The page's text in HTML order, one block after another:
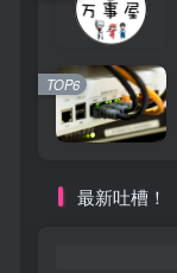
TOP6
最新吐槽！